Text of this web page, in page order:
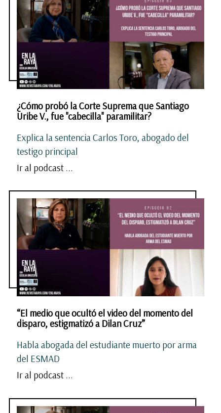
¿Cómo probó la Corte Suprema que Santiago
Uribe V., fue "cabecilla" paramilitar?
Explica la sentencia Carlos Toro, abogado del
testigo principal
Ir al podcast ...
“El medio que ocultó el video del momento del
disparo, estigmatizó a Dilan Cruz”
Habla abogada del estudiante muerto por arma
del ESMAD
Ir al podcast ...